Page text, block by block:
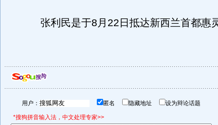
张利民是于8月22日抵达新西兰首都惠
用户： 匿名 隐藏地址 设为辩论话题
*搜狗拼音输入法，中文处理专家>>